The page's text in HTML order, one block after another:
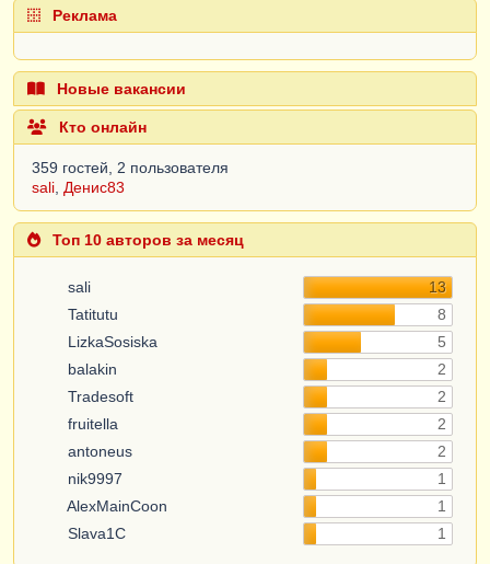
Реклама
Новые вакансии
Кто онлайн
359 гостей, 2 пользователя
sali, Денис83
Топ 10 авторов за месяц
sali
13
Tatitutu
8
LizkaSosiska
5
balakin
2
Tradesoft
2
fruitella
2
antoneus
2
nik9997
1
AlexMainCoon
1
Slava1C
1